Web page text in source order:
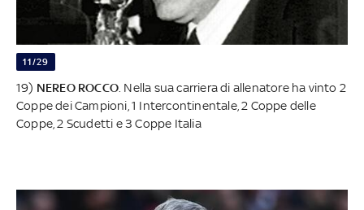
11/29
19) NEREO ROCCO . Nella sua carriera di allenatore ha vinto 2
Coppe dei Campioni, 1 Intercontinentale, 2 Coppe delle
Coppe, 2 Scudetti e 3 Coppe Italia